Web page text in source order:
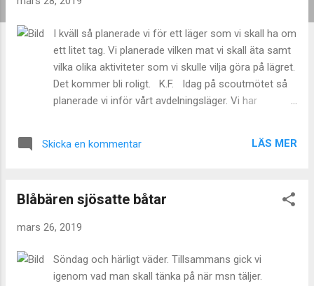
I kväll så planerade vi för ett läger som vi skall ha om
ett litet tag. Vi planerade vilken mat vi skall äta samt
vilka olika aktiviteter som vi skulle vilja göra på lägret.
Det kommer bli roligt. K.F. Idag på scoutmötet så
planerade vi inför vårt avdelningsläger. Vi har
gör och sedan skrev vi ner förslagen på ett papper.
vandringsstavar och ett lotteri med priser. S.L.
Skicka en kommentar LÄS MER
Blåbären sjösatte båtar
mars 26, 2019
Söndag och härligt väder. Tillsammans gick vi
igenom vad man skall tänka på när msn täljer.